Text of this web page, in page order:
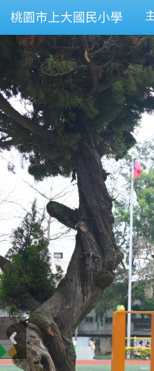
桃園市上大國民小學